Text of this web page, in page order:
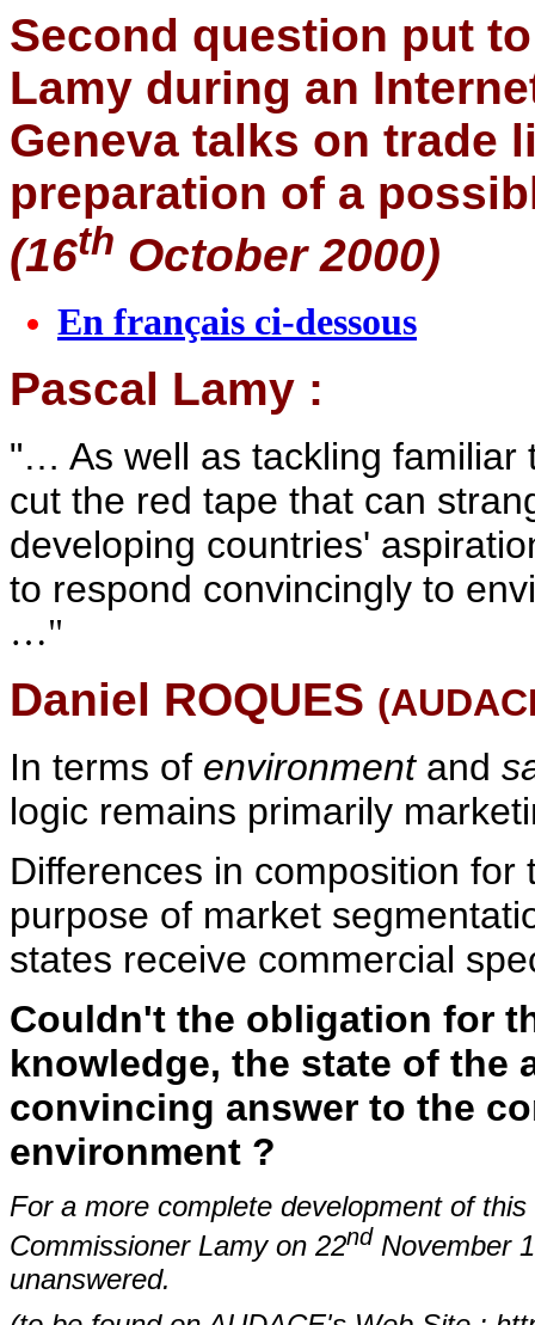
Second question put
Lamy during an
Geneva talks on trade
preparation of a
(16th October 2000)
En français ci-dessous
Pascal Lamy :
"… As well as tackling familiar
cut the red tape that can
developing countries'
to respond convincingly to
…"
Daniel ROQUES
In terms of environmentand
logic remains primarily
Differences in composition
purpose of market
states receive commercial
Couldn't the obligation for
knowledge, the state of the
convincing answer to the
environment ?
For a more complete development of
Commissioner Lamy on 22nd November
unanswered.